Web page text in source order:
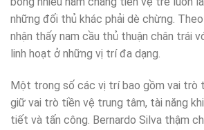
những đối thủ khác phải dè chừng.
nhận thấy nam cầu thủ thuận chân trái
linh hoạt ở những vị trí đa dạng.
Một trong số các vị trí bao gồm vai trò
giữ vai trò tiền vệ trung tâm, tài năng
tiết và tấn công. Bernardo Silva thậm